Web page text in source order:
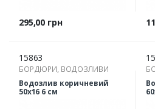
Ціна
295,00 грн
15863
БОРДЮРИ, ВОДОЗЛИВИ
Водозлив коричневий
50х16 6 см